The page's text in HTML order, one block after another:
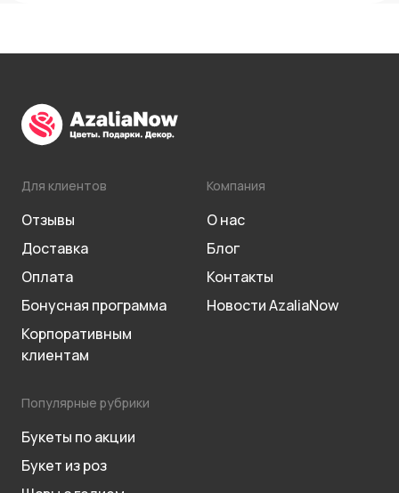
Для клиентов
Отзывы
Доставка
Оплата
Бонусная программа
Корпоративным
клиентам
Компания
О нас
Блог
Контакты
Новости AzaliaNow
Популярные рубрики
Букеты по акции
Букет из роз